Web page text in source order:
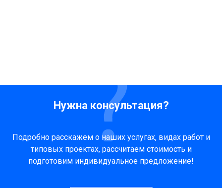
Нужна консультация?
Подробно расскажем о наших услугах, видах работ и
типовых проектах, рассчитаем стоимость и
подготовим индивидуальное предложение!